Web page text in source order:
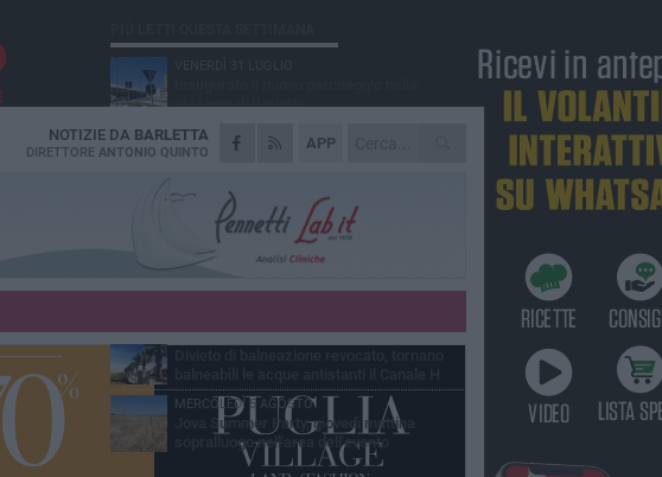
APP
NOTIZIE DA BARLETTA
DIRETTORE ANTONIO QUINTO
stazione di Barletta
MERCOLEDÌ 5 AGOSTO
Barletta piange Gioacchino Dagnello:
GIOVEDÌ 30 LUGLIO
Rapina all'Ipercoop di Barletta: nel mirino la
gioielleria, banditi in fuga
DOMENICA 2 AGOSTO
Beni confiscati alla mafia. Nasce il servizio
VENERDÌ 31 LUGLIO
MERCOLEDÌ 5 AGOSTO
Jova Summer Party, giovedì mattina
sopralluogo nell'area dell'evento